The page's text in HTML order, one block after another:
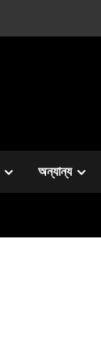
অন্যান্য